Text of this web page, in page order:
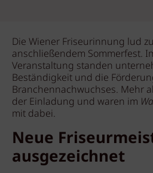
Die Wiener Friseurinnung lud
anschließendem Sommerfest.
Veranstaltung standen
Beständigkeit und die
Branchennachwuchses. Mehr
der Einladung und waren im
mit dabei.
Neue
ausgezeichnet